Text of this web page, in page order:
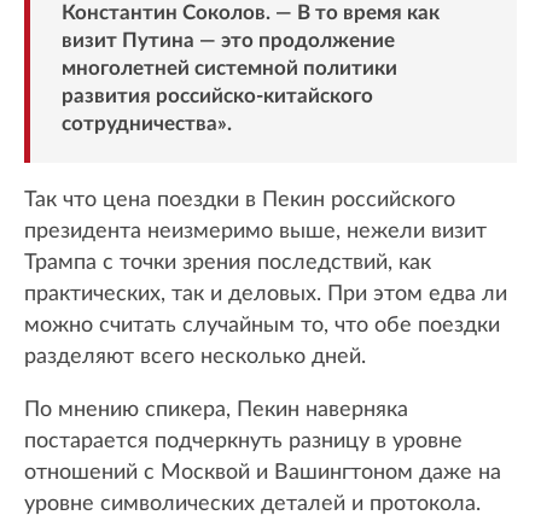
Константин Соколов. — В то время как
визит Путина — это продолжение
многолетней системной политики
развития российско-китайского
сотрудничества».
Так что цена поездки в Пекин российского
президента неизмеримо выше, нежели визит
Трампа с точки зрения последствий, как
практических, так и деловых. При этом едва ли
можно считать случайным то, что обе поездки
разделяют всего несколько дней.
По мнению спикера, Пекин наверняка
постарается подчеркнуть разницу в уровне
отношений с Москвой и Вашингтоном даже на
уровне символических деталей и протокола.